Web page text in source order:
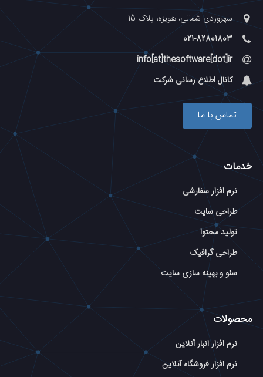
سهروردی شمالی، هویزه، پلاک 15
021-82801803
info[at]thesoftware[dot]ir
کانال اطلاع رسانی شرکت
تماس با ما
خدمات
نرم افزار سفارشی
طراحی سایت
تولید محتوا
طراحی گرافیک
سئو و بهینه سازی سایت
محصولات
نرم افزار انبار آنلاین
نرم افزار فروشگاه آنلاین